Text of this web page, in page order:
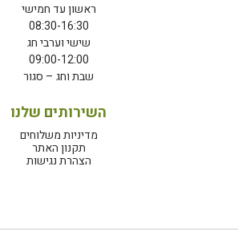
ראשון עד חמישי
08:30-16:30
שישי וערבי חג
09:00-12:00
שבת וחג – סגור
השירותים שלנו
מדיניות משלוחים
תקנון האתר
הצהרת נגישות